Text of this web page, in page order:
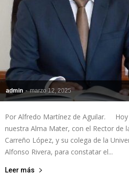
admin - marzo 12, 2025
Por Alfredo Martínez de Aguilar. Hoy
nuestra Alma Mater, con el Rector de
Carreño López, y su colega de la
Alfonso Rivera, para constatar el...
Leer más